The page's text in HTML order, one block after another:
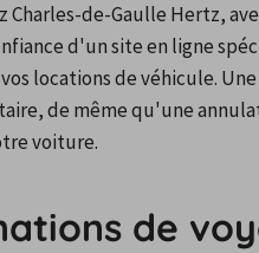
Charles-de-Gaulle Hertz,
d'un site en ligne
locations de véhicule.
de même qu'une
voiture.
de